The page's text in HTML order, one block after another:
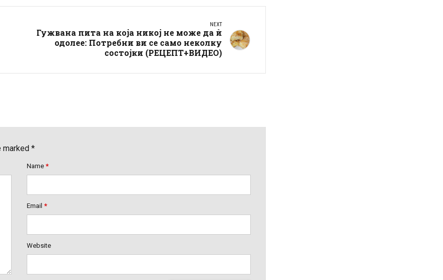
NEXT
Гужвана пита на која никој не може да ѝ
одолее: Потребни ви се само неколку
состојки (РЕЦЕПТ+ВИДЕО)
marked *
Name *
Email *
Website